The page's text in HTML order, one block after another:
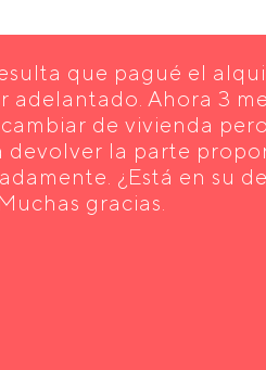
que pagué el
adelantado. Ahora 3
de vivienda
devolver la parte
¿Está en su
gracias.